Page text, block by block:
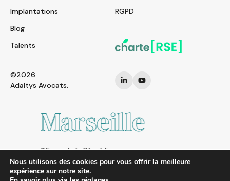
Implantations
Blog
Talents
RGPD
©2026
Adaltys Avocats.
Marseille
25 rue de la République
13002 MARSEILLE
FRANCE
Nous utilisons des cookies pour vous offrir la meilleure
expérience sur notre site.